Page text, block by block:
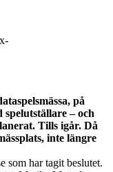
på
spelutställare – och
Tills igår. Då
inte längre
som har tagit beslutet.